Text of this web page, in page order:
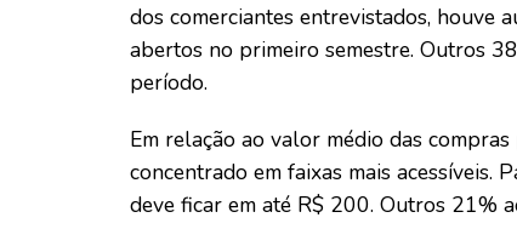
dos comerciantes entrevistados, houve
abertos no primeiro semestre. Outros
período.
Em relação ao valor médio das
concentrado em faixas mais acessíveis.
deve ficar em até R$ 200. Outros 21%